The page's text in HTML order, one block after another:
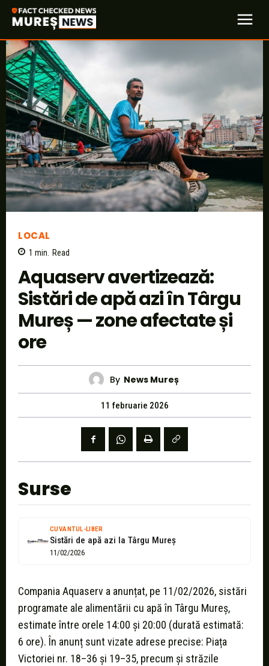
LOCAL
1 min. Read
Aquaserv avertizează:
Sistări de apă azi în Târgu
Mureș — zone afectate și
ore
By News Mureș
11 februarie 2026
Surse
CUVANTUL-LIBER
Sistări de apă azi la Târgu Mureş
11/02/2026
Compania Aquaserv a anunțat, pe 11/02/2026, sistări
programate ale alimentării cu apă în Târgu Mureș,
estimate între orele 14:00 și 20:00 (durată estimată:
6 ore). În anunț sunt vizate adrese precise: Piața
Victoriei nr. 18–36 și 19–35, precum și străzile